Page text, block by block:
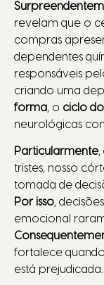
revelam que o
compras
dependentes
responsáveis
criando uma
forma, o ciclo
neurológicas
Particularmente,
tristes, nosso
tomada de
Por isso,
emocional
fortalece
está prejudicada.